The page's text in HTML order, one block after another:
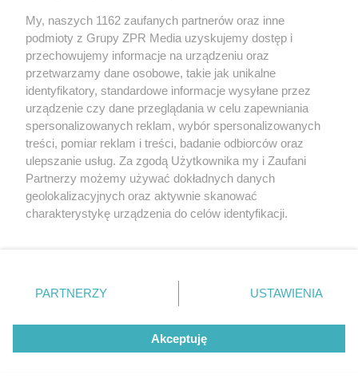
Żaden utwór zamieszczony w serwisie nie może być powielany i
rozpowszechniany lub dalej rozpowszechniany w jakikolwiek
sposób (w tym także elektroniczny lub mechaniczny) na
jakimkolwiek polu eksploatacji w jakiejkolwiek formie, włącznie z
umieszczaniem w Internecie bez pisemnej zgody właściciela praw.
Jakiekolwiek użycie lub wykorzystanie utworów w całości lub w
części z naruszeniem prawa, tzn. bez właściwej zgody, jest
zabronione pod groźbą kary i może być ścigane prawnie.
My, naszych 1162 zaufanych partnerów oraz inne
podmioty z Grupy ZPR Media uzyskujemy dostęp i
przechowujemy informacje na urządzeniu oraz
przetwarzamy dane osobowe, takie jak unikalne
identyfikatory, standardowe informacje wysyłane przez
urządzenie czy dane przeglądania w celu zapewniania
spersonalizowanych reklam, wybór spersonalizowanych
treści, pomiar reklam i treści, badanie odbiorców oraz
ulepszanie usług. Za zgodą Użytkownika my i Zaufani
Partnerzy możemy używać dokładnych danych
geolokalizacyjnych oraz aktywnie skanować
charakterystykę urządzenia do celów identyfikacji.
zmienić/wycofać klikając przycisk ustawień prywatności
znajdujący się w lewym dolnym rogu strony
rodzaje przetwarzania danych nie wymagają zgody
użytkownika, ale masz prawo sprzeciwić się takiemu
przetwarzaniu. Preferencje będą miały zastosowanie tylko
PARTNERZY USTAWIENIA
Akceptuję